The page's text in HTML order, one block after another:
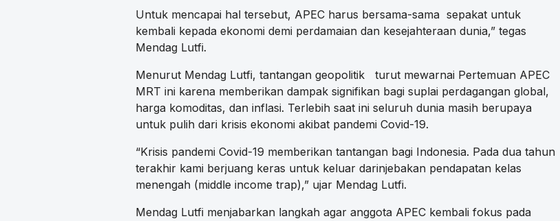
Untuk mencapai hal tersebut, APEC harus bersama-sama sepakat untuk
kembali kepada ekonomi demi perdamaian dan kesejahteraan dunia,” tegas
Mendag Lutfi.
Menurut Mendag Lutfi, tantangan geopolitik turut mewarnai Pertemuan APEC
MRT ini karena memberikan dampak signifikan bagi suplai perdagangan global,
harga komoditas, dan inflasi. Terlebih saat ini seluruh dunia masih berupaya
untuk pulih dari krisis ekonomi akibat pandemi Covid-19.
“Krisis pandemi Covid-19 memberikan tantangan bagi Indonesia. Pada dua tahun
terakhir kami berjuang keras untuk keluar darinjebakan pendapatan kelas
menengah (middle income trap),” ujar Mendag Lutfi.
Mendag Lutfi menjabarkan langkah agar anggota APEC kembali fokus pada